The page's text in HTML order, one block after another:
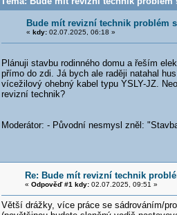
Bude mít revizní technik problém
« kdy:02.07.2025, 06:18 »
Plánuji stavbu rodinného domu a řeším
přímo do zdi. Já bych ale raději natahal
vícežilový ohebný kabel typu YSLY-JZ.
revizní technik?
Moderátor: - Původní nesmysl zněl:
Re: Bude mít revizní technik
« Odpověď #1 kdy:02.07.2025, 09:51 »
Větší drážky, více práce se sádrováním/